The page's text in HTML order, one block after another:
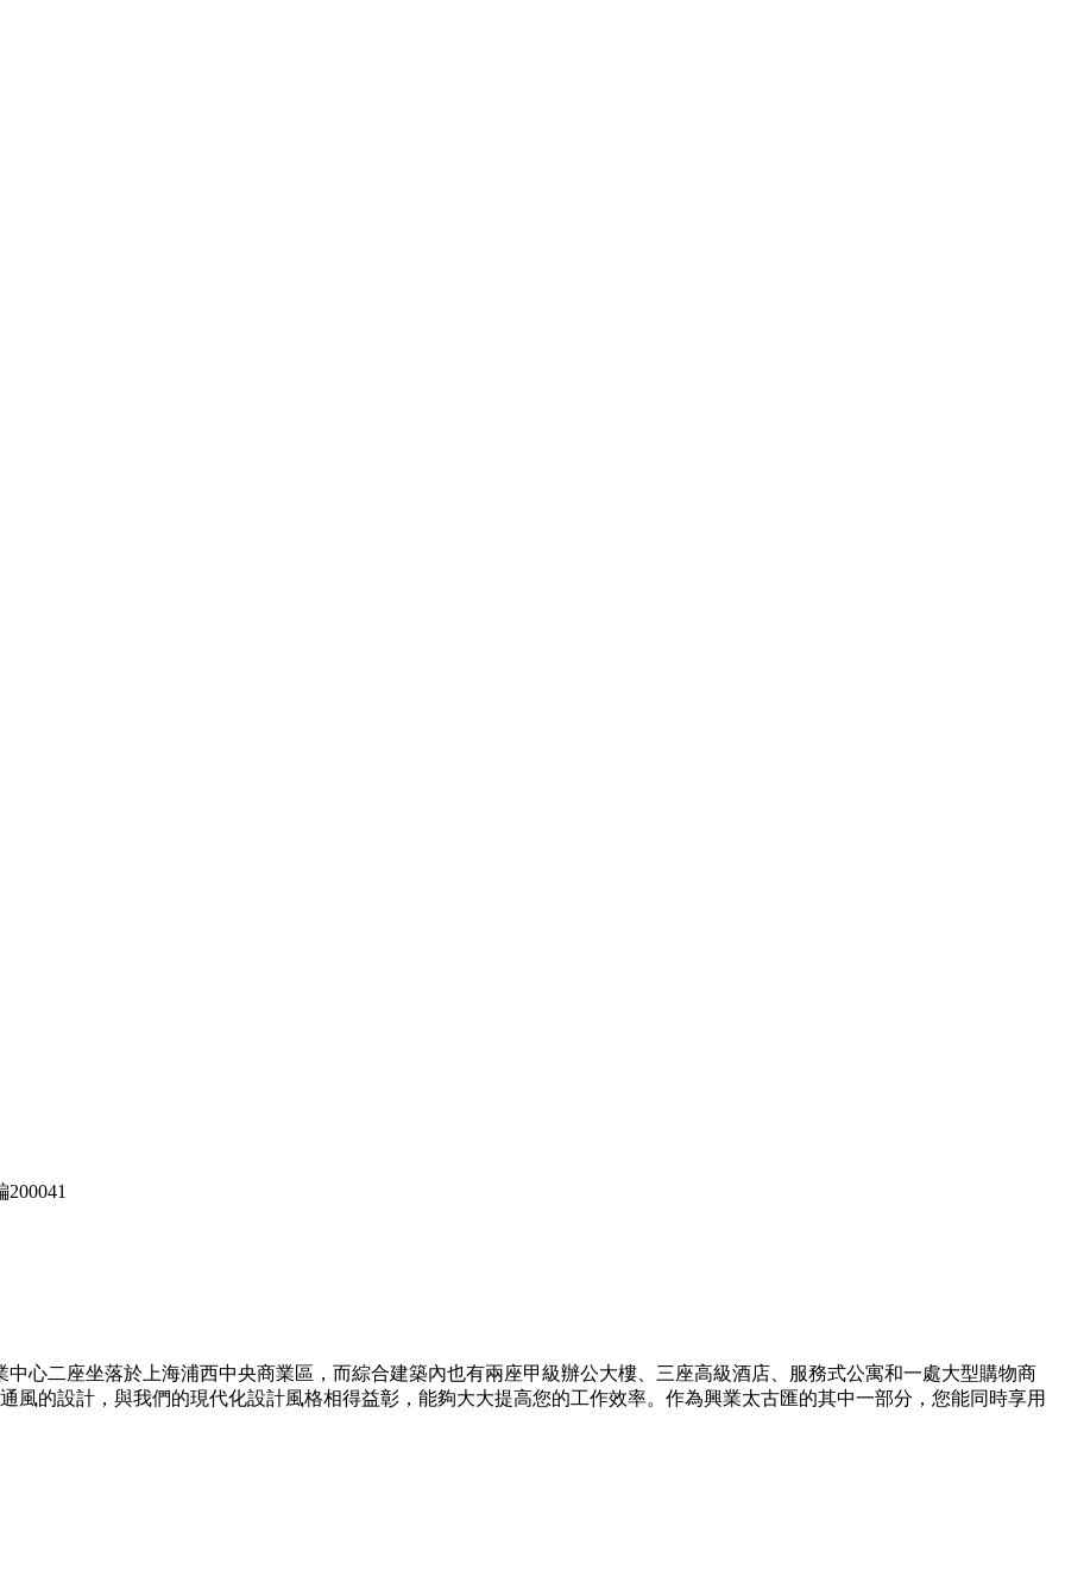
心二座坐落於上海浦西中央商業區，而綜合建築內也有兩座甲級辦公大樓、三座高級酒店、服務式公寓和一處大型購物商
風的設計，與我們的現代化設計風格相得益彰，能夠大大提高您的工作效率。作為興業太古匯的其中一部分，您能同時享用